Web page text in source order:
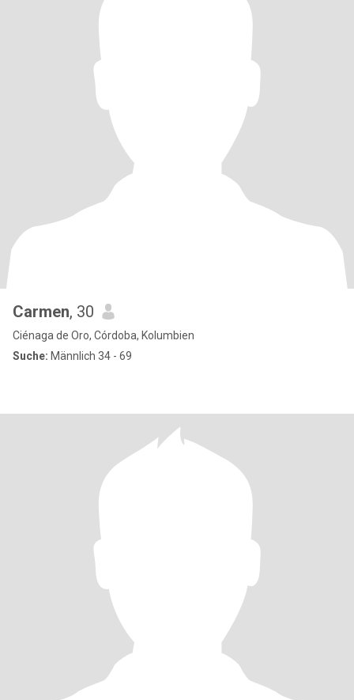
Carmen, 30
Ciénaga de Oro, Córdoba, Kolumbien
Suche: Männlich 34 - 69